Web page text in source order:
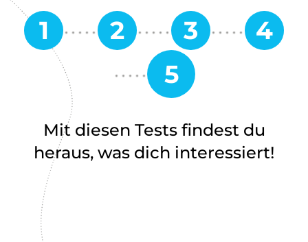
Mit diesen Tests findest du
heraus, was dich interessiert!